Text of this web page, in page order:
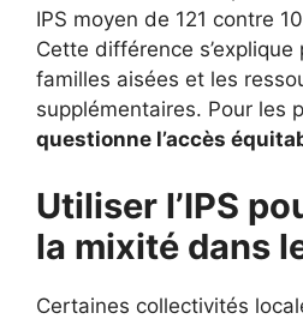
IPS moyen de 121 contre
Cette différence
familles aisées et les
supplémentaires. Pour les
questionne l’accès
Utiliser l’IPS
la mixité dans
Certaines collectivités